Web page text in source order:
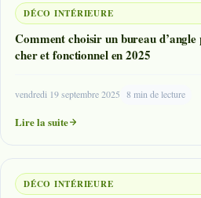
DÉCO INTÉRIEURE
Comment choisir un bureau
cher et fonctionnel en 2025
vendredi 19 septembre 2025 8 min de lecture
Lire la suite
DÉCO INTÉRIEURE